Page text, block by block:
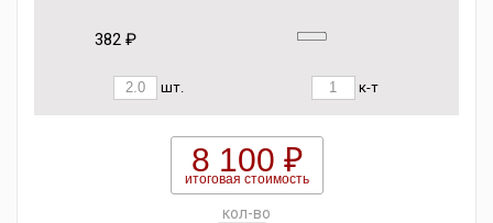
382 ₽
шт. к-т
8 100 ₽
итоговая стоимость
кол-во